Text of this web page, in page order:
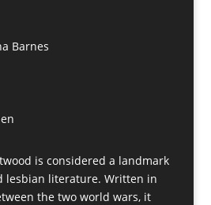
Barnes
is considered a landmark
lesbian literature. Written in
the two world wars, it